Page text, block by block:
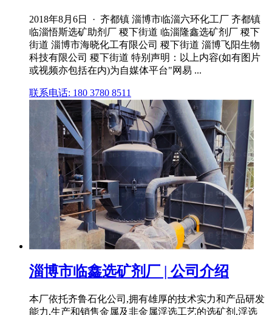
2018年8月6日 · 齐都镇 淄博市临淄六环化工厂 齐都镇
临淄悟斯选矿助剂厂 稷下街道 临淄隆鑫选矿剂厂 稷下
街道 淄博市海晓化工有限公司 稷下街道 淄博飞阳生物
科技有限公司 稷下街道 特别声明：以上内容(如有图片
或视频亦包括在内)为自媒体平台"网易 ...
联系电话: 180 3780 8511
淄博市临鑫选矿剂厂 | 公司介绍
本厂依托齐鲁石化公司,拥有雄厚的技术实力和产品研发
能力,生产和销售金属及非金属浮选工艺的选矿剂,浮选